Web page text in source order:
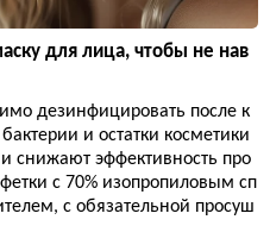
для лица, чтобы не нав
дезинфицировать после к
и остатки косметики
снижают эффективность про
с 70% изопропиловым сп
с обязательной просуш